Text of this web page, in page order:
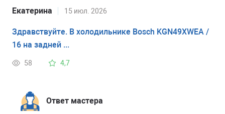
Екатерина 15 июл. 2026
Здравствуйте. В холодильнике Bosch KGN49XWEA /
16 на задней ...
58 4,7
Ответ мастера